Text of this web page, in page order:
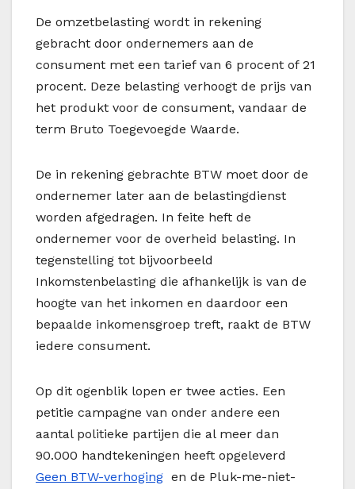
De omzetbelasting wordt in rekening
gebracht door ondernemers aan de
consument met een tarief van 6 procent of 21
procent. Deze belasting verhoogt de prijs van
het produkt voor de consument, vandaar de
term Bruto Toegevoegde Waarde.
De in rekening gebrachte BTW moet door de
ondernemer later aan de belastingdienst
worden afgedragen. In feite heft de
ondernemer voor de overheid belasting. In
tegenstelling tot bijvoorbeeld
Inkomstenbelasting die afhankelijk is van de
hoogte van het inkomen en daardoor een
bepaalde inkomensgroep treft, raakt de BTW
iedere consument.
Op dit ogenblik lopen er twee acties. Een
petitie campagne van onder andere een
aantal politieke partijen die al meer dan
90.000 handtekeningen heeft opgeleverd
Geen BTW-verhoging en de Pluk-me-niet-